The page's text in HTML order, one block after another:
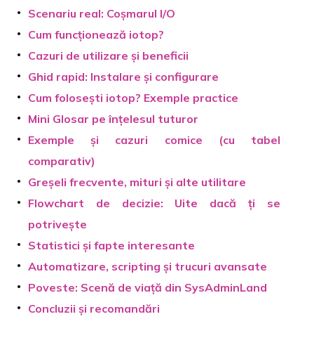
Scenariu real: Coșmarul I/O
Cum funcționează iotop?
Cazuri de utilizare și beneficii
Ghid rapid: Instalare și configurare
Cum folosești iotop? Exemple practice
Mini Glosar pe înțelesul tuturor
Exemple și cazuri comice (cu tabel
comparativ)
Greșeli frecvente, mituri și alte utilitare
Flowchart de decizie: Uite dacă ți se
potrivește
Statistici și fapte interesante
Automatizare, scripting și trucuri avansate
Poveste: Scenă de viață din SysAdminLand
Concluzii și recomandări